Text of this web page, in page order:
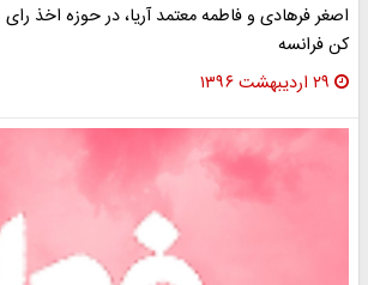
اصغر فرهادی و فاطمه معتمد آریا، در حوزه اخذ رای
کن فرانسه
۲۹ اردیبهشت ۱۳۹۶